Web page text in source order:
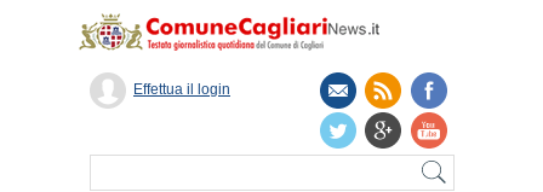
Effettua il login